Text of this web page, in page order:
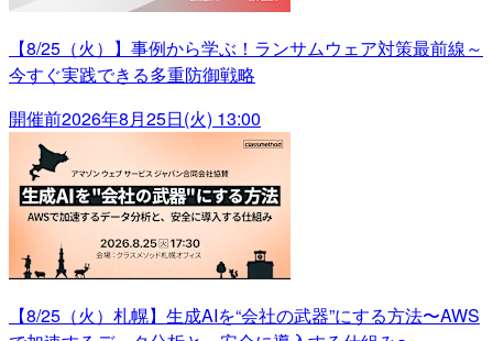
【8/25（火）】事例から学ぶ！ランサムウェア対策最前線～
今すぐ実践できる多重防御戦略
開催前2026年8月25日(火) 13:00
【8/25（火）札幌】生成AIを“会社の武器”にする方法〜AWS